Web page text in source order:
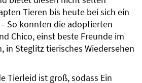
Tieren bis heute bei sich ein
So konnten die adoptierten
Chico, einst beste Freunde im
in Steglitz tierisches Wiedersehen
Tierleid ist groß, sodass Ein